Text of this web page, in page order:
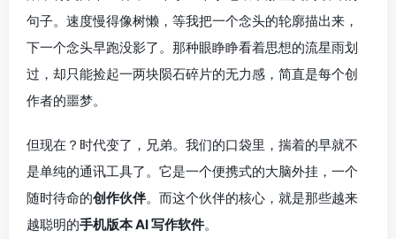
句子。速度慢得像树懒，等我把一个念头的轮廓描出来，
下一个念头早跑没影了。那种眼睁睁看着思想的流星雨划
过，却只能捡起一两块陨石碎片的无力感，简直是每个创
作者的噩梦。
但现在？时代变了，兄弟。我们的口袋里，揣着的早就不
是单纯的通讯工具了。它是一个便携式的大脑外挂，一个
随时待命的创作伙伴。而这个伙伴的核心，就是那些越来
越聪明的手机版本 AI 写作软件。